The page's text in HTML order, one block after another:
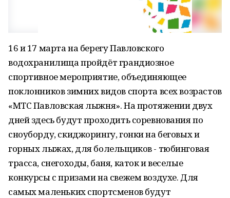
16 и 17 марта на берегу Павловского
водохранилища пройдёт грандиозное
спортивное мероприятие, объединяющее
поклонников зимних видов спорта всех возрастов
«МТС Павловская лыжня». На протяжении двух
дней здесь будут проходить соревнования по
сноуборду, скиджорингу, гонки на беговых и
горных лыжах, для болельщиков - тюбинговая
трасса, снегоходы, баня, каток и веселые
конкурсы с призами на свежем воздухе. Для
самых маленьких спортсменов будут